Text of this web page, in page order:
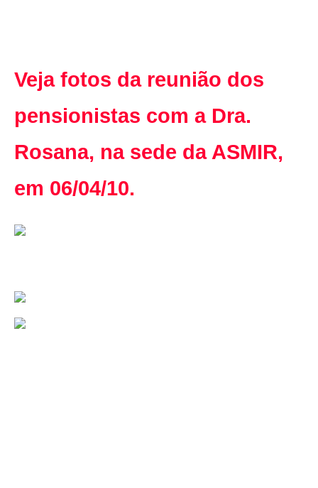
Veja fotos da reunião dos
pensionistas com a Dra.
Rosana, na sede da ASMIR,
em 06/04/10.